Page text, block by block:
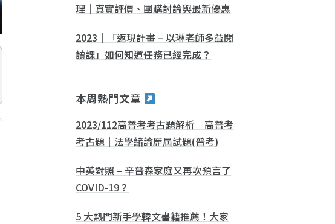
理｜真實評價、團購討論與最新優惠
2023｜「返現計畫 – 以琳老師多益閱
讀課」如何知道任務已經完成？
本周熱門文章
2023/112高普考考古題解析｜高普考
考古題｜法學緒論歷屆試題(普考)
中英對照 – 辛普森家庭又再次預言了
COVID-19？
5 大熱門新手學韓文書籍推薦！大家